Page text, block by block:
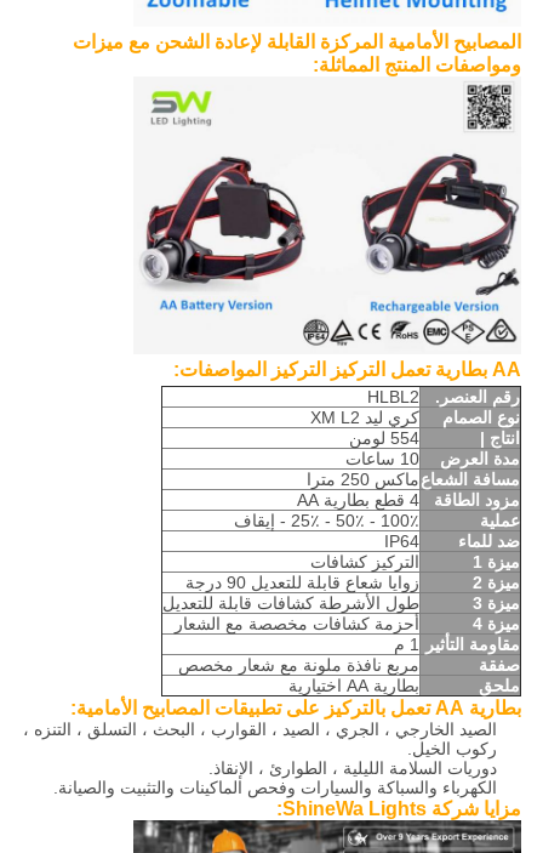
المصابيح الأمامية المركزة القابلة لإعادة الشحن مع ميزات
ومواصفات المنتج المماثلة:
AA بطارية تعمل التركيز التركيز المواصفات:
رقم العنصر.
HLBL2
نوع الصمام
كري ليد XM L2
انتاج |
554 لومن
مدة العرض
10 ساعات
مسافة الشعاعماكس 250 مترا
مزود الطاقة
4 قطع بطارية AA
عملية
100٪ - 50٪ - 25٪ - إيقاف
ضد للماء
IP64
ميزة 1
التركيز كشافات
ميزة 2
زوايا شعاع قابلة للتعديل 90 درجة
ميزة 3
طول الأشرطة كشافات قابلة للتعديل
ميزة 4
أحزمة كشافات مخصصة مع الشعار
مقاومة التأثير
1 م
صفقة
مربع نافذة ملونة مع شعار مخصص
ملحق
بطارية AA اختيارية
بطارية AA تعمل بالتركيز على تطبيقات المصابيح الأمامية:
الصيد الخارجي ، الجري ، الصيد ، القوارب ، البحث ، التسلق ، التنزه ،
ركوب الخيل.
دوريات السلامة الليلية ، الطوارئ ، الإنقاذ.
الكهرباء والسباكة والسيارات وفحص الماكينات والتثبيت والصيانة.
مزايا شركة ShineWa Lights: